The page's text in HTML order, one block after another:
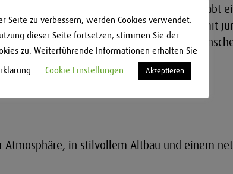
auch in Kleingruppen unterrichtet. Ihr habt
haben bereits Unterrichtserfahrungen mit
Instrument zu vermitteln und auf ihre
in stilvollem Altbau und einem
Seite zu verbessern, werden Cookies verwendet.
dieser Seite fortsetzen, stimmen Sie der
zu. Weiterführende Informationen erhalten Sie
Cookie Einstellungen Akzeptieren